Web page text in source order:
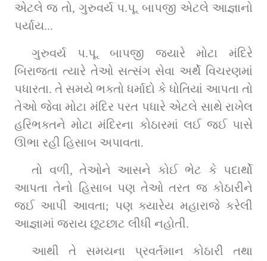
એટલે જ તો, ગુરુવર્ય પ.પૂ. બાપજી એટલે આજ્ઞાનો
પર્યાય...
ગુરુવર્ય પ.પૂ. બાપજી જ્યારે મોટા મંદિરે
બિરાજતા ત્યારે તેઓ સત્સંગ સેવા અર્થે વિચરણમાં
પધારતા. તે સમયે ભક્તો ધર્માદો કે ધોતિયાં આપતા તો
તેઓ જેવા મોટા મંદિર પરત પધારે એટલે સાથે રાખેલ
હરિભક્તને મોટા મંદિરના કોઠારમાં લઈ જઈ પાસે
ઊભા રહી હિસાબ અપાવતા.
તો વળી, તેઓને આસને કોઈ ભેટ કે પદાર્થો
આપતા તેનો હિસાબ પણ તેઓ તરત જ કોઠારીને
જઈ આપી આવતા; પણ ક્યારેય મહારાજે કરેલી
આજ્ઞામાં જરાય છૂટછાટ લીધી નહોતી.
આથી તે સમયના પ્રવર્તમાન કોઠારી તથા